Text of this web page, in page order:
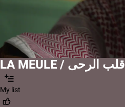
LA MEULE / قلب الرحى
My list